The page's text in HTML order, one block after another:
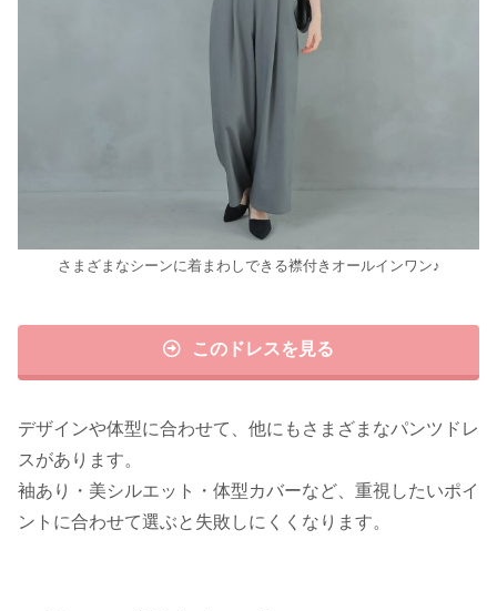
さまざまなシーンに着まわしできる襟付きオールインワン♪
このドレスを見る
デザインや体型に合わせて、他にもさまざまなパンツドレ
スがあります。
袖あり・美シルエット・体型カバーなど、重視したいポイ
ントに合わせて選ぶと失敗しにくくなります。